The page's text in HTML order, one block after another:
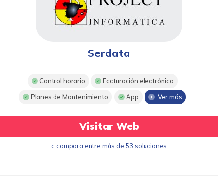
Serdata
Control horario Facturación electrónica
Planes de Mantenimiento App Ver más
Visitar Web
o compara entre más de 53 soluciones